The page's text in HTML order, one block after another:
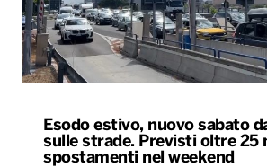
Esodo estivo, nuovo sabato
sulle strade. Previsti oltre 25
spostamenti nel weekend